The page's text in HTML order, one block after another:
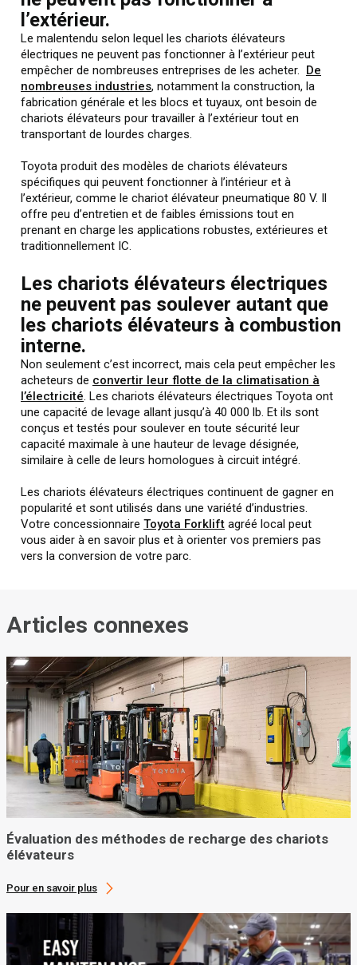
l’extérieur.
Le malentendu selon lequel les chariots élévateurs
électriques ne peuvent pas fonctionner à l’extérieur peut
empêcher de nombreuses entreprises de les acheter. De
nombreuses industries, notamment la construction, la
fabrication générale et les blocs et tuyaux, ont besoin de
chariots élévateurs pour travailler à l’extérieur tout en
transportant de lourdes charges.
Toyota produit des modèles de chariots élévateurs
spécifiques qui peuvent fonctionner à l’intérieur et à
l’extérieur, comme le chariot élévateur pneumatique 80 V. Il
offre peu d’entretien et de faibles émissions tout en
prenant en charge les applications robustes, extérieures et
traditionnellement IC.
Les chariots élévateurs électriques
ne peuvent pas soulever autant que
les chariots élévateurs à combustion
interne.
Non seulement c’est incorrect, mais cela peut empêcher les
acheteurs de convertir leur flotte de la climatisation à
l’électricité. Les chariots élévateurs électriques Toyota ont
une capacité de levage allant jusqu’à 40 000 lb. Et ils sont
conçus et testés pour soulever en toute sécurité leur
capacité maximale à une hauteur de levage désignée,
similaire à celle de leurs homologues à circuit intégré.
Les chariots élévateurs électriques continuent de gagner en
popularité et sont utilisés dans une variété d’industries.
Votre concessionnaire Toyota Forklift agréé local peut
vous aider à en savoir plus et à orienter vos premiers pas
vers la conversion de votre parc.
Articles connexes
Évaluation des méthodes de recharge des chariots
élévateurs
Pour en savoir plus